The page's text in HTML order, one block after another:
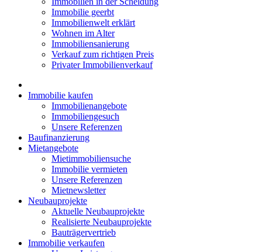
Immobilie geerbt
Immobilienwelt erklärt
Wohnen im Alter
Immobiliensanierung
Verkauf zum richtigen Preis
Privater Immobilienverkauf
Immobilie kaufen
Immobilienangebote
Immobiliengesuch
Unsere Referenzen
Baufinanzierung
Mietangebote
Mietimmobiliensuche
Immobilie vermieten
Unsere Referenzen
Mietnewsletter
Neubauprojekte
Aktuelle Neubauprojekte
Realisierte Neubauprojekte
Bauträgervertrieb
Immobilie verkaufen